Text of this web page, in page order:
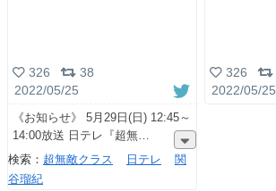
326
38
2022/05/25
《お知らせ︎︎》 5月29日(日) 12:45～
14:00放送 日テレ『超無
検索： 超無敵クラス 日テレ
関
谷瑠紀
326
2022/05/25